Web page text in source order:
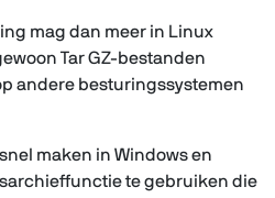
mag dan meer in Linux
Tar GZ-bestanden
andere besturingssystemen
maken in Windows en
te gebruiken die